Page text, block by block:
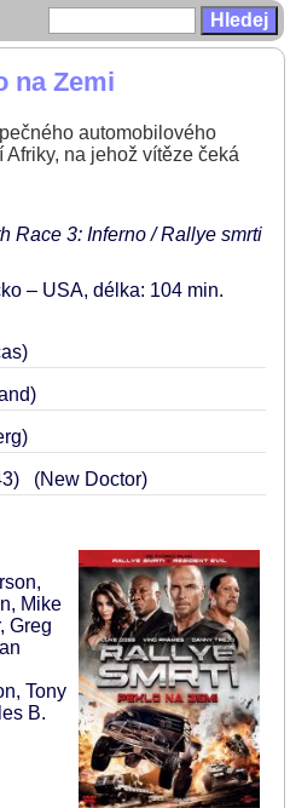
na Zemi
automobilového
na jehož vítěze čeká
Race 3: Inferno / Rallye smrti
– USA délka: 104 min
(New Doctor)
Mike
Greg
Tony
B.